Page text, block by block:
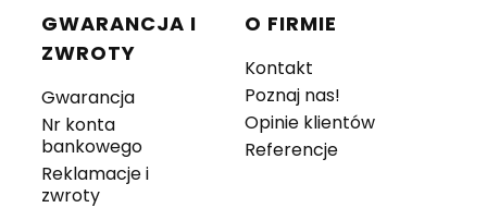
GWARANCJA I
ZWROTY
Gwarancja
Nr konta
bankowego
Reklamacje i
zwroty
O FIRMIE
Kontakt
Poznaj nas!
Opinie klientów
Referencje